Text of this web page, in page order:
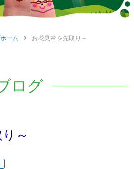
ーム お花見🌸を先取り～
ログ
～